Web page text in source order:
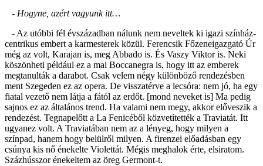
- Hogyne, azért vagyunk itt…
- Az utóbbi fél évszázadban nálunk nem neveltek ki igazi színház-
centrikus embert a karmesterek közül. Ferencsik Főzeneigazgató Úr
még az volt, Karajan is, meg Abbado is. És Vaszy Viktor is. Neki
köszönheti például ez a mai Boccanegra is, hogy itt az emberek
megtanulták a darabot. Csak velem négy különböző rendezésben
ment Szegeden ez az opera. De visszatérve a lecsóra: nem jó, ha egy
fiatal vezető nem látja a fától az erdőt. [mond neveket is] Ma pedig
sajnos ez az általános trend. Ha valami nem megy, akkor előveszik a
rendezést. Tegnapelőtt a La Fenicéből közvetítették a Traviatát. Itt
ugyanez volt. A Traviatában nem az a lényeg, hogy milyen a
színpad, hanem hogy belülről milyen. A firenzei előadásban egy
csúnya kis nő énekelte Violettát. Mégis meghalok érte, elsiratom.
Százhússzor énekeltem az öreg Germont-t.